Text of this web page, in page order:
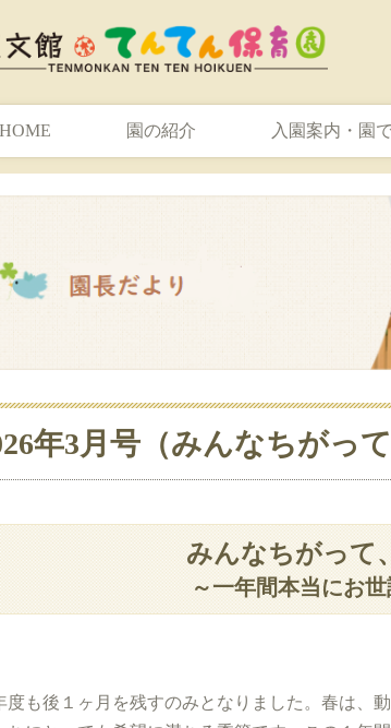
HOME 園の紹介 入園案内・園
年3月号（みんなちがっ
みんなちがって
～一年間本当にお
度も後１ヶ月を残すのみとなりました。春は、